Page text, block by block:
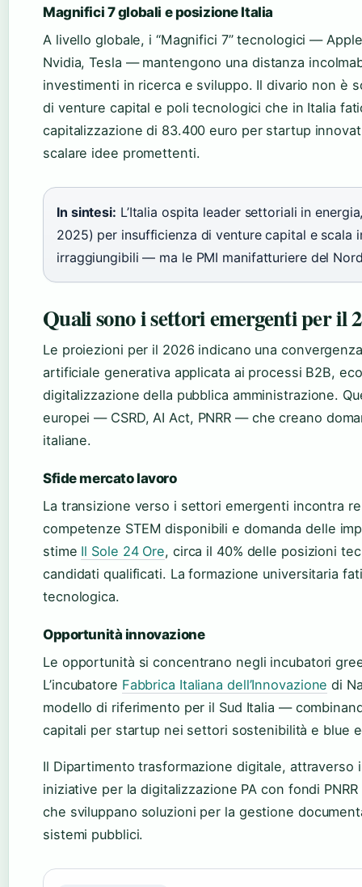
Magnifici 7 globali e posizione Italia
A livello globale, i “Magnifici 7” tecnologici —
Nvidia, Tesla — mantengono una distanza
investimenti in ricerca e sviluppo. Il divario non è
di venture capital e poli tecnologici che in Italia
capitalizzazione di 83.400 euro per startup
scalare idee promettenti.
In sintesi: L’Italia ospita leader settoriali in
2025) per insufficienza di venture capital e scala
irraggiungibili — ma le PMI manifatturiere del
Quali sono i settori emergenti per il
Le proiezioni per il 2026 indicano una
artificiale generativa applicata ai processi B2B,
digitalizzazione della pubblica amministrazione.
europei — CSRD, AI Act, PNRR — che creano
italiane.
Sfide mercato lavoro
La transizione verso i settori emergenti incontra
competenze STEM disponibili e domanda delle
stime Il Sole 24 Ore, circa il 40% delle posizioni
candidati qualificati. La formazione universitaria
tecnologica.
Opportunità innovazione
Le opportunità si concentrano negli incubatori
L’incubatore Fabbrica Italiana dell’Innovazione di
modello di riferimento per il Sud Italia —
capitali per startup nei settori sostenibilità e blue
Il Dipartimento trasformazione digitale, attraverso
iniziative per la digitalizzazione PA con fondi
che sviluppano soluzioni per la gestione
sistemi pubblici.